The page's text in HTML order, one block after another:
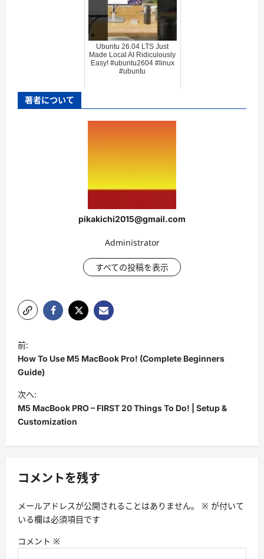
Ubuntu 26.04 LTS Just
Made Local AI Ridiculously
Easy! #ubuntu2604 #linux
#ubuntu
著者について
pikakichi2015@gmail.com
Administrator
すべての投稿を表示
投
稿
ナ
ビ
ゲ
ー
シ
ン
前:
How To Use M5 MacBook Pro! (Complete Beginners
Guide)
次へ:
M5 MacBook PRO – FIRST 20 Things To Do! | Setup &
Customization
コメントを残す
メールアドレスが公開されることはありません。 ※ が付いて
いる欄は必須項目です
コメント ※